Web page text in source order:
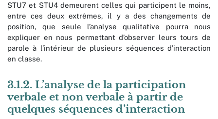
STU7 et STU4 demeurent celles qui participent le moins,
entre ces deux extrêmes, il y a des changements de
position, que seule l’analyse qualitative pourra nous
expliquer en nous permettant d’observer leurs tours de
parole à l’intérieur de plusieurs séquences d’interaction
en classe.
3.1.2. L’analyse de la participation
verbale et non verbale à partir de
quelques séquences d’interaction